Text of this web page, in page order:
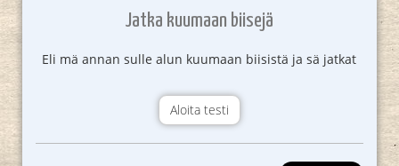
Jatka kuumaan biisejä
Eli mä annan sulle alun kuumaan biisistä ja sä jatkat
Aloita testi